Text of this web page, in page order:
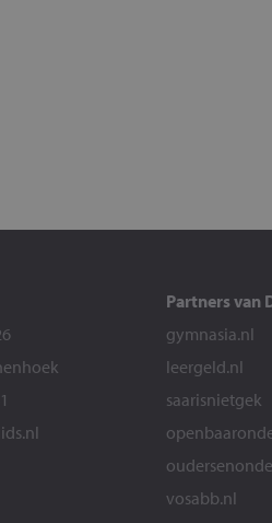
Partners van
gymnasia.nl
leergeld.nl
saarisnietgek
vosabb.nl